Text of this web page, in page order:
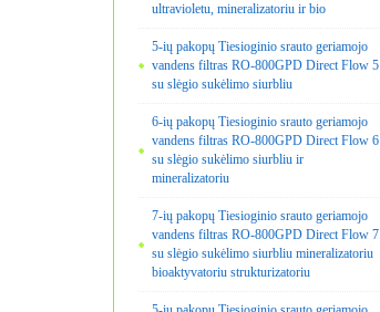
ultravioletu, mineralizatoriu ir bio
5-ių pakopų Tiesioginio srauto geriamojo
vandens filtras RO-800GPD Direct Flow 5
su slėgio sukėlimo siurbliu
6-ių pakopų Tiesioginio srauto geriamojo
vandens filtras RO-800GPD Direct Flow 6
su slėgio sukėlimo siurbliu ir
mineralizatoriu
7-ių pakopų Tiesioginio srauto geriamojo
vandens filtras RO-800GPD Direct Flow 7
su slėgio sukėlimo siurbliu mineralizatoriu
bioaktyvatoriu strukturizatoriu